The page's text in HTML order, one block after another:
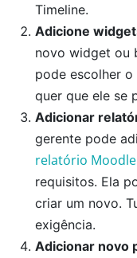
Timeline.
Adicione
novo widget ou
pode escolher
quer que ele se
Adicionar
gerente pode
relatório Moodle
requisitos. Ela
criar um novo.
exigência.
Adicionar novo